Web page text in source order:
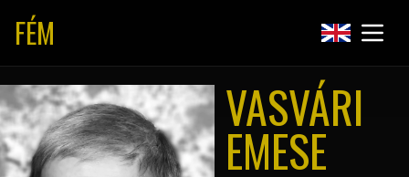
FÉM
VASVÁRI
EMESE